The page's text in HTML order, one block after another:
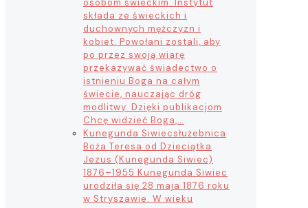
składa ze świeckich i
duchownych mężczyzn i
kobiet. Powołani zostali, aby
po przez swoją wiarę
przekazywać świadectwo o
istnieniu Boga na całym
świecie, nauczając dróg
modlitwy. Dzięki publikacjom
Chcę widzieć Boga,…
Kunegunda Siwiecsłużebnica
Boża Teresa od Dzieciątka
Jezus (Kunegunda Siwiec)
1876–1955 Kunegunda Siwiec
urodziła się 28 maja 1876 roku
w Stryszawie. W wieku